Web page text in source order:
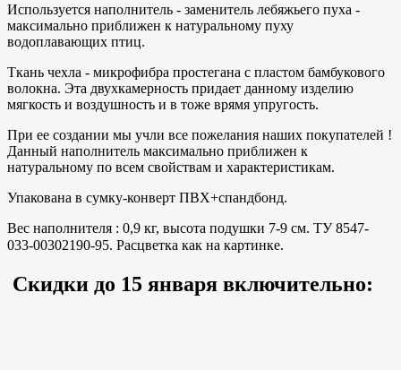
Используется наполнитель - заменитель лебяжьего пуха -
максимально приближен к натуральному пуху
водоплавающих птиц.
Ткань чехла - микрофибра простегана с пластом бамбукового
волокна. Эта двухкамерность придает данному изделию
мягкость и воздушность и в тоже врямя упругость.
При ее создании мы учли все пожелания наших покупателей !
Данный наполнитель максимально приближен к
натуральному по всем свойствам и характеристикам.
Упакована в сумку-конверт ПВХ+спандбонд.
Вес наполнителя : 0,9 кг, высота подушки 7-9 см. ТУ 8547-
033-00302190-95. Расцветка как на картинке.
Скидки до 15 января включительно: